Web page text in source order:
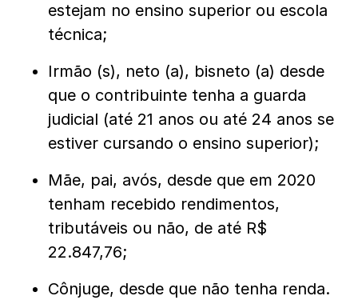
estejam no ensino superior ou escola
técnica;
Irmão (s), neto (a), bisneto (a) desde
que o contribuinte tenha a guarda
judicial (até 21 anos ou até 24 anos se
estiver cursando o ensino superior);
Mãe, pai, avós, desde que em 2020
tenham recebido rendimentos,
tributáveis ou não, de até R$
22.847,76;
Cônjuge, desde que não tenha renda.